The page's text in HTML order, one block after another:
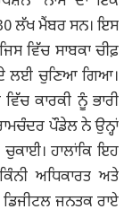
ਲੱਖ ਮੈਂਬਰ ਸਨ। ਇਸ
ਵਿੱਚ ਸਾਬਕਾ ਚੀਫ਼
ਲਈ ਚੁਣਿਆ ਗਿਆ।
ਕਾਰਕੀ ਨੂੰ ਭਾਰੀ
ਪੌਡੇਲ ਨੇ ਉਨ੍ਹਾਂ
ਹਾਲਾਂਕਿ ਇਹ
ਅਧਿਕਾਰਤ ਅਤੇ
ਜਨਤਕ ਰਾਏ